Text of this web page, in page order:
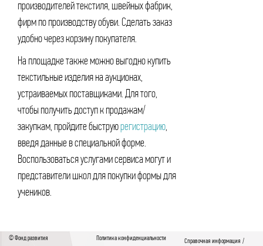
производителей текстиля, швейных фабрик,
фирм по производству обуви. Сделать заказ
удобно через корзину покупателя.
На площадке также можно выгодно купить
текстильные изделия на аукционах,
устраиваемых поставщиками. Для того,
чтобы получить доступ к продажам/
закупкам, пройдите быструюрегистрацию,
введя данные в специальной форме.
Воспользоваться услугами сервиса могут и
представители школ для покупки формы для
учеников.
© Фонд развития Политика конфиденциальности Справочная информация /